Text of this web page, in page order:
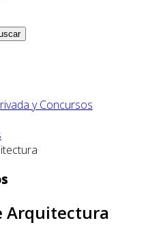
y Concursos
Arquitectura